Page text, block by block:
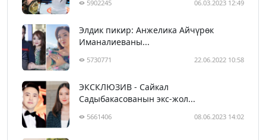
5902245 06.03.2023 12:49
Элдик пикир: Анжелика Айчүрөк
Иманалиеваны...
5730771 22.06.2022 10:58
ЭКСКЛЮЗИВ - Сайкал
Садыбакасованын экс-жол...
5661406 08.06.2023 14:02